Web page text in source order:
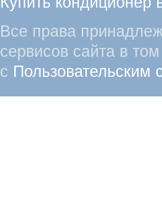
Все права
сервисов сайта в
с Пользовательским